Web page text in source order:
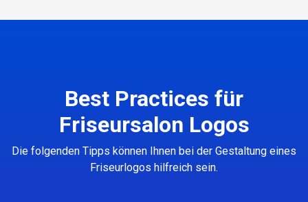
Best Practices für
Friseursalon Logos
Die folgenden Tipps können Ihnen bei der Gestaltung eines
Friseurlogos hilfreich sein.